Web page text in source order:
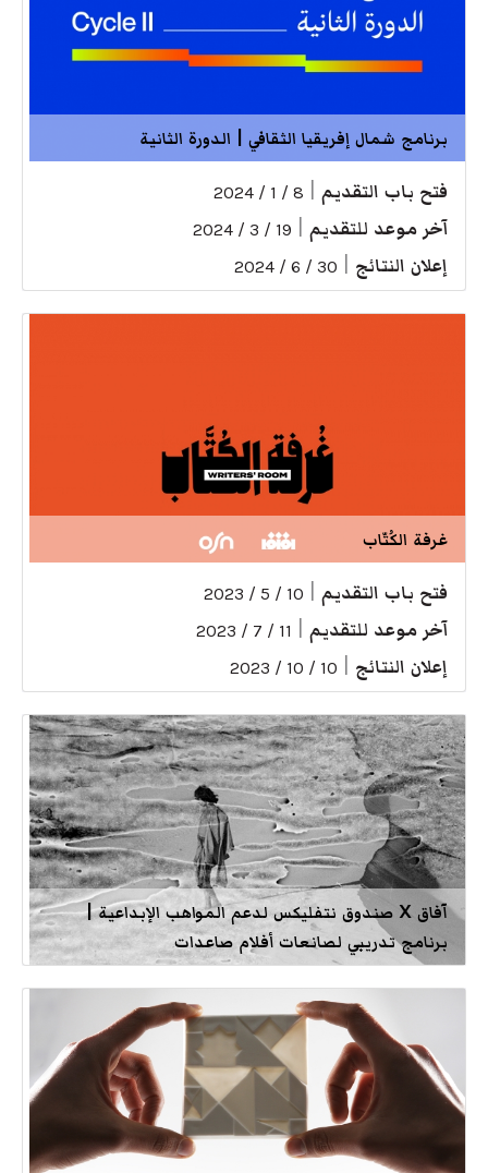
برنامج شمال إفريقيا الثقافي | الدورة الثانية
فتح باب التقديم 8 / 1 / 2024
آخر موعد للتقديم 19 / 3 / 2024
إعلان النتائج 30 / 6 / 2024
غرفة الكُتّاب
فتح باب التقديم 10 / 5 / 2023
آخر موعد للتقديم 11 / 7 / 2023
إعلان النتائج 10 / 10 / 2023
آفاق X صندوق نتفليكس لدعم المواهب الإبداعية |
برنامج تدريبي لصانعات أفلام صاعدات